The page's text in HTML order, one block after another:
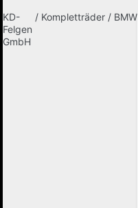
KD-
Felgen
GmbH
/ Kompletträder / BMW